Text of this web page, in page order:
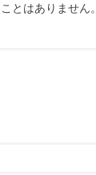
とはありません。